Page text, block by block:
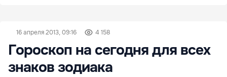
16 апреля 2013, 09:16 4 158
Гороскоп на сегодня для всех
знаков зодиака